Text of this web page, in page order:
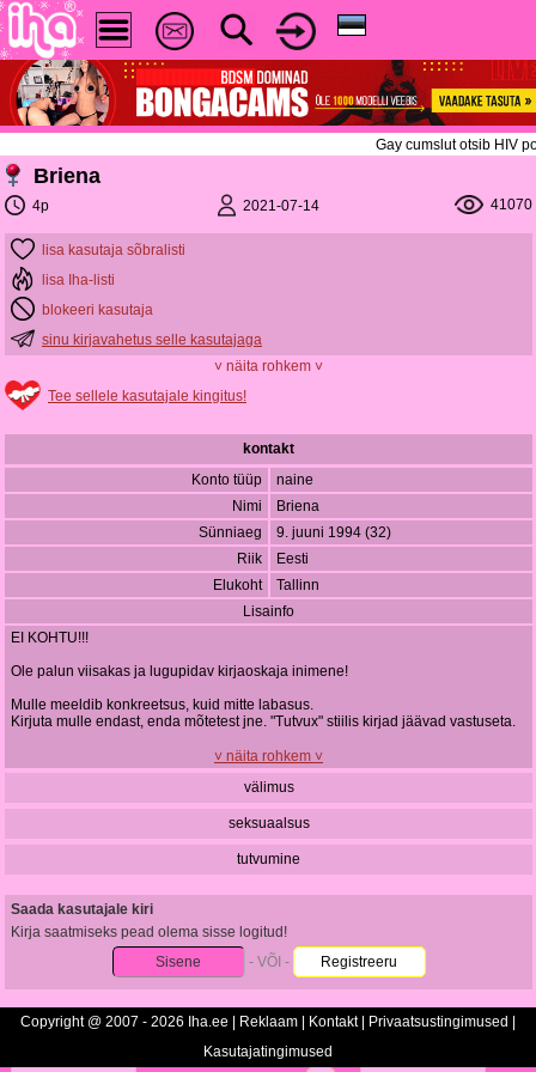
Gay cumslut otsib HIV
Briena
4p 2021-07-14 41070
lisa kasutaja sõbralisti
lisa Iha-listi
blokeeri kasutaja
sinu kirjavahetus selle kasutajaga
˅ näita rohkem ˅
Tee sellele kasutajale kingitus!
kontakt
Konto tüüp
naine
Nimi
Briena
Sünniaeg
9. juuni 1994 (32)
Riik
Eesti
Elukoht
Tallinn
Lisainfo
EI KOHTU!!!
Ole palun viisakas ja lugupidav kirjaoskaja inimene!
Mulle meeldib konkreetsus, kuid mitte labasus.
Kirjuta mulle endast, enda mõtetest jne. "Tutvux" stiilis kirjad jäävad vastuseta.
Lisaks. Vastan vaid kirjadele, millele ise soovin. Lõputud "miks ei vasta" kirjad
ei toimi, sest järelikult on mitte vastamiseks põhjus ja ma ei näe mõtet tühja
auku oma aega kulutada. Chilli ellusuhtumisega inimestega on vastupidiselt
˅ näita rohkem ˅
välimus
seksuaalsus
tutvumine
Saada kasutajale kiri
Kirja saatmiseks pead olema sisse logitud!
Sisene
- VÕI - Registreeru
Copyright @ 2007 - 2026 Iha.ee | Reklaam Kontakt| Privaatsustingimused
Kasutajatingimused